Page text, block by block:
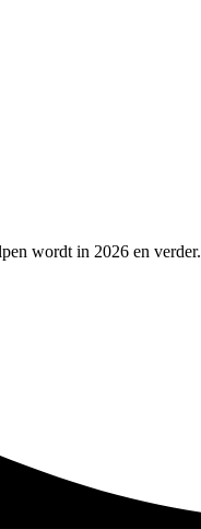
wordt in 2026 en verder.